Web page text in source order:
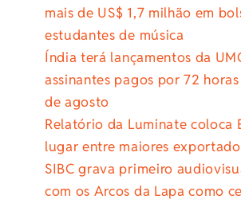
mais de US$ 1,7 milhão em
estudantes de música
Índia terá lançamentos da
assinantes pagos por 72
de agosto
Relatório da Luminate coloca
lugar entre maiores
SIBC grava primeiro
com os Arcos da Lapa como